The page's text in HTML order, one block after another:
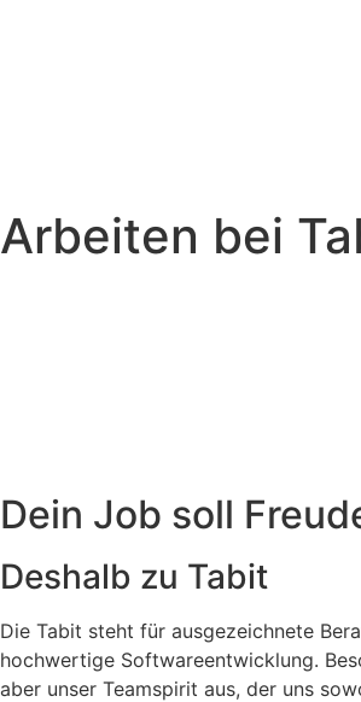
Arbeiten bei
Dein Job soll
Deshalb zu Tabit
Die Tabit steht für ausgezeichnete
hochwertige Softwareentwicklung.
aber unser Teamspirit aus, der uns